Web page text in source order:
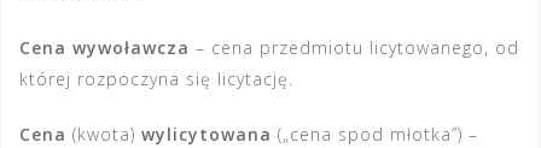
Cena wywoławcza – cena przedmiotu licytowanego, od
której rozpoczyna się licytację.
Cena (kwota) wylicytowana („cena spod młotka”) –